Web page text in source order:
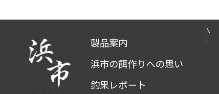
製品案内
浜市の餌作りへの思い
釣果レポート